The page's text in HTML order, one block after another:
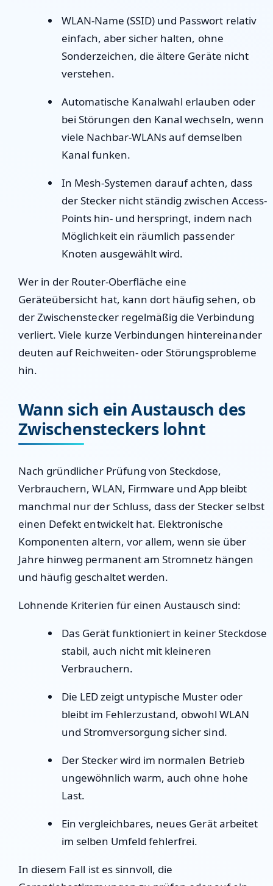
WLAN-Name (SSID) und Passwort relativ
einfach, aber sicher halten, ohne
Sonderzeichen, die ältere Geräte nicht
verstehen.
Automatische Kanalwahl erlauben oder
bei Störungen den Kanal wechseln, wenn
viele Nachbar-WLANs auf demselben
Kanal funken.
In Mesh-Systemen darauf achten, dass
der Stecker nicht ständig zwischen Access-
Points hin- und herspringt, indem nach
Möglichkeit ein räumlich passender
Knoten ausgewählt wird.
Wer in der Router-Oberfläche eine
Geräteübersicht hat, kann dort häufig sehen, ob
der Zwischenstecker regelmäßig die Verbindung
verliert. Viele kurze Verbindungen hintereinander
deuten auf Reichweiten- oder Störungsprobleme
hin.
Wann sich ein Austausch des
Zwischensteckers lohnt
Nach gründlicher Prüfung von Steckdose,
Verbrauchern, WLAN, Firmware und App bleibt
manchmal nur der Schluss, dass der Stecker selbst
einen Defekt entwickelt hat. Elektronische
Komponenten altern, vor allem, wenn sie über
Jahre hinweg permanent am Stromnetz hängen
und häufig geschaltet werden.
Lohnende Kriterien für einen Austausch sind:
Das Gerät funktioniert in keiner Steckdose
stabil, auch nicht mit kleineren
Verbrauchern.
Die LED zeigt untypische Muster oder
bleibt im Fehlerzustand, obwohl WLAN
und Stromversorgung sicher sind.
Der Stecker wird im normalen Betrieb
ungewöhnlich warm, auch ohne hohe
Last.
Ein vergleichbares, neues Gerät arbeitet
im selben Umfeld fehlerfrei.
In diesem Fall ist es sinnvoll, die